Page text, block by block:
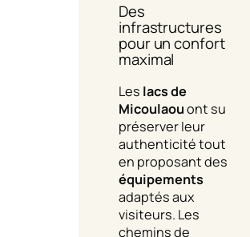
Des
infrastructures
pour un confort
maximal
Les lacs de
Micoulaouont su
préserver leur
authenticité tout
en proposant des
équipements
adaptés aux
visiteurs. Les
chemins de